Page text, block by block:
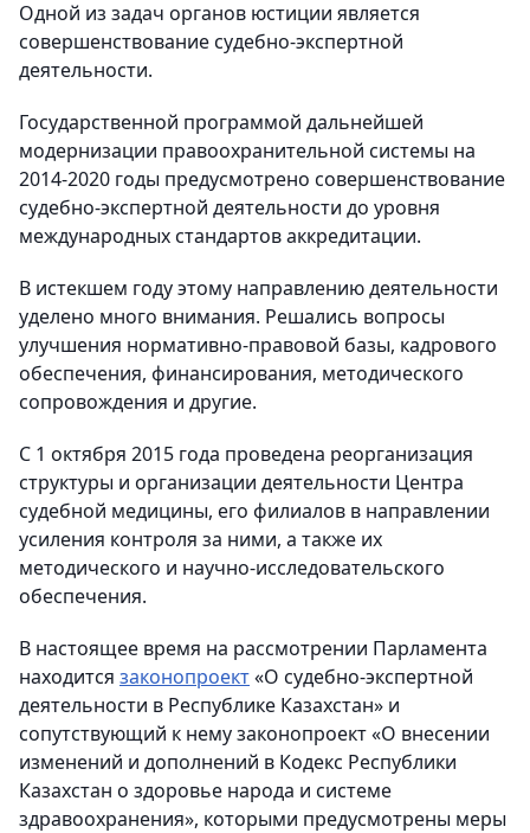
Одной из задач органов юстиции является
совершенствование судебно-экспертной
деятельности.
Государственной программой дальнейшей
модернизации правоохранительной системы на
2014-2020 годы предусмотрено совершенствование
судебно-экспертной деятельности до уровня
международных стандартов аккредитации.
В истекшем году этому направлению деятельности
уделено много внимания. Решались вопросы
улучшения нормативно-правовой базы, кадрового
обеспечения, финансирования, методического
сопровождения и другие.
С 1 октября 2015 года проведена реорганизация
структуры и организации деятельности Центра
судебной медицины, его филиалов в направлении
усиления контроля за ними, а также их
методического и научно-исследовательского
обеспечения.
В настоящее время на рассмотрении Парламента
находится законопроект«О судебно-экспертной
деятельности в Республике Казахстан» и
сопутствующий к нему законопроект «О внесении
изменений и дополнений в Кодекс Республики
Казахстан о здоровье народа и системе
здравоохранения», которыми предусмотрены меры